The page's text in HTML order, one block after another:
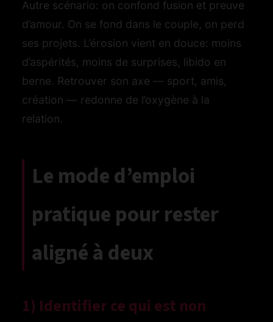
Autre scénario: on confond fusion et preuve
d’amour. On se fond dans le couple, on perd
ses projets. L’érosion vient en douce: moins
d’aspérités, moins de surprises, libido en
berne. Retrouver son axe — sport, amis,
création — redonne de l’oxygène à la
relation.
Le mode d’emploi
pratique pour rester
aligné à deux
1) Identifier ce qui est non